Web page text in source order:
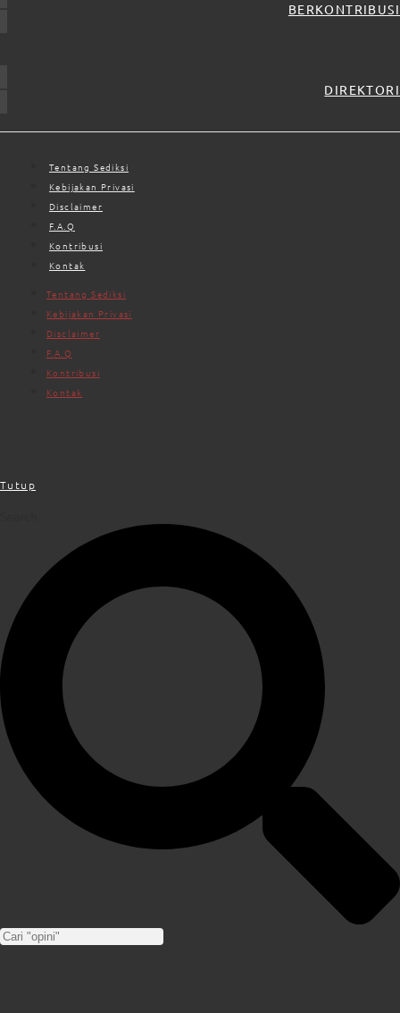
BERKONTRIBUSI
DIREKTORI
Tentang Sediksi
Kebijakan Privasi
Disclaimer
F.A.Q
Kontribusi
Kontak
Tentang Sediksi
Kebijakan Privasi
Disclaimer
F.A.Q
Kontribusi
Kontak
Tutup